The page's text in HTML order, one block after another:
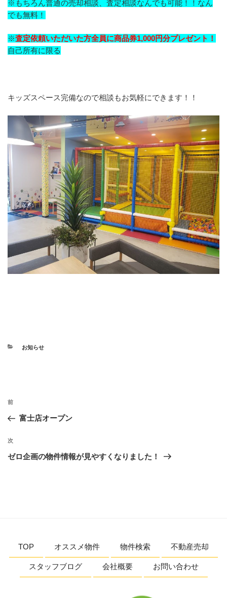
※もちろん普通の売却相談、査定相談なんでも可能！！なん
でも無料！
※査定依頼いただいた方全員に商品券1,000円分プレゼント！
自己所有に限る
キッズスペース完備なので相談もお気軽にできます！！
カ
お知らせ
投
ナ
ビ
ゲ
前
の
稿
前
富士店オープン
次
の
次
ゼロ企画の物件情報が見やすくなりました！
TOP オススメ物件 物件検索 不動産売却
スタッフブログ 会社概要 お問い合わせ